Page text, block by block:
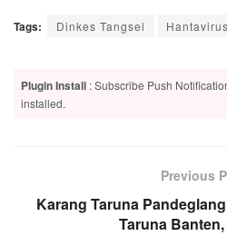
Tags: Dinkes Tangsel Hantavirus
Plugin Install : Subscribe Push
installed.
Previous
Karang Taruna
Taruna